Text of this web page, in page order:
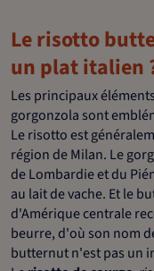
Le risotto
un plat italien
Les principaux
gorgonzola sont
Le risotto est
région de Milan. Le
de Lombardie et du
au lait de vache. Et le
d'Amérique centrale
beurre, d'où son nom
butternut n'est pas un